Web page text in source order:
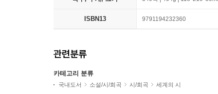
ISBN13 9791194232360
관련분류
카테고리 분류
국내도서 소설/시/희곡 시/희곡 세계의 시